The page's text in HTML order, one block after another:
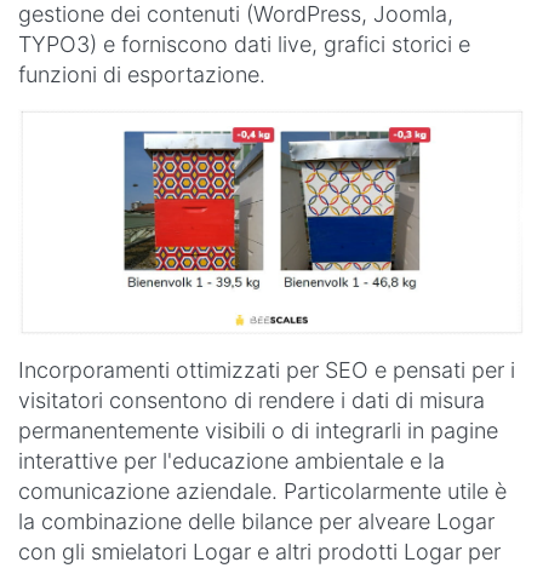
gestione dei contenuti (WordPress, Joomla,
TYPO3) e forniscono dati live, grafici storici e
funzioni di esportazione.
Incorporamenti ottimizzati per SEO e pensati per i
visitatori consentono di rendere i dati di misura
permanentemente visibili o di integrarli in pagine
interattive per l'educazione ambientale e la
comunicazione aziendale. Particolarmente utile è
la combinazione delle bilance per alveare Logar
con gli smielatori Logar e altri prodotti Logar per